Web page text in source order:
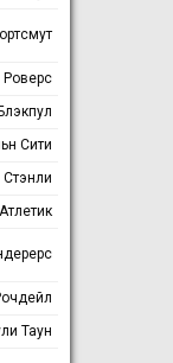
Роверс
Сити
Стэнли
Таун